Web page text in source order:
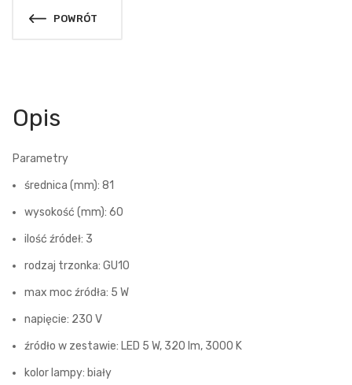
POWRÓT
Opis
Parametry
średnica (mm): 81
wysokość (mm): 60
ilość źródeł: 3
rodzaj trzonka: GU10
max moc źródła: 5 W
napięcie: 230 V
źródło w zestawie: LED 5 W, 320 lm, 3000 K
kolor lampy: biały